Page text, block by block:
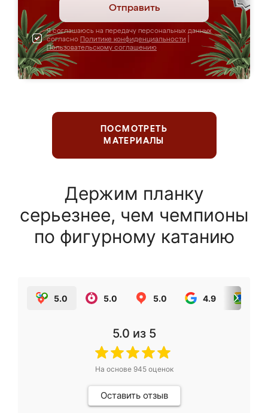
Отправить
Я соглашаюсь на передачу персональных данных
согласно Политике конфиденциальности
Пользовательскому соглашению
ПОСМОТРЕТЬ
МАТЕРИАЛЫ
Держим планку
серьезнее, чем чемпионы
по фигурному катанию
5.0 5.0 5.0 4.9
5.0 из 5
На основе 945оценок
Оставить отзыв